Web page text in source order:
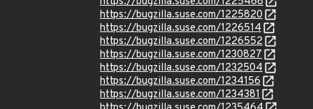
https://bugzilla.suse.com/1225820
https://bugzilla.suse.com/1226514
https://bugzilla.suse.com/1226552
https://bugzilla.suse.com/1230827
https://bugzilla.suse.com/1232504
https://bugzilla.suse.com/1234156
https://bugzilla.suse.com/1234381